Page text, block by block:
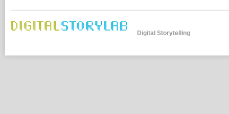
Digital Storytelling